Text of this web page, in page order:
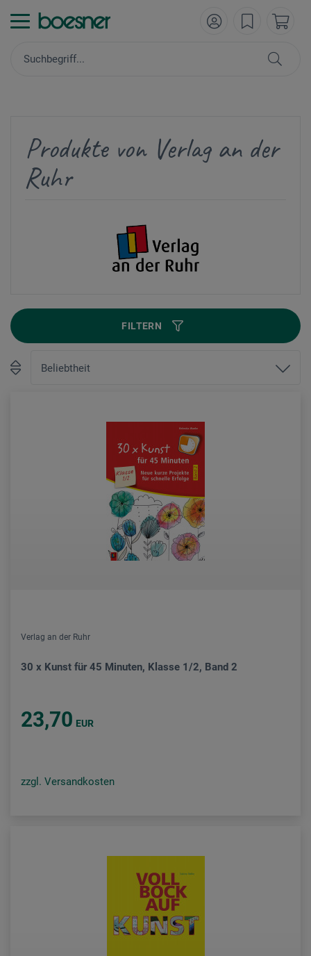
Produkte von Verlag an der
Ruhr
FILTERN
Verlag an der Ruhr
30 x Kunst für 45 Minuten, Klasse 1/2, Band 2
23,70 EUR
zzgl. Versandkosten